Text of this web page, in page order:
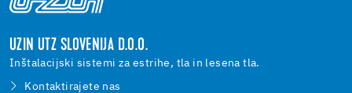
UZIN UTZ SLOVENIJA D.O.O.
Inštalacijski sistemi za estrihe, tla in lesena tla.
Kontaktirajete nas